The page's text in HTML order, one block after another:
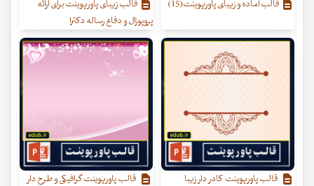
قالب آماده و زیبای پاورپوینت(15)
قالب زیبای پاورپوینت برای ارائه
پروپوزال و دفاع رساله دکترا
قالب پاورپوینت کادر دار زیبا
قالب پاورپوینت گرافیکی و طرح دار